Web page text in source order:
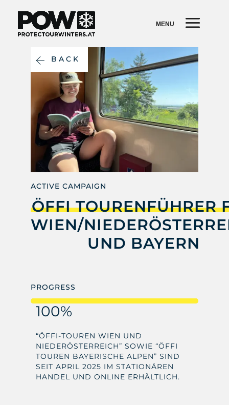
BACK
ACTIVE CAMPAIGN
ÖFFI TOURENFÜHRER
WIEN/
UND BAYERN
PROGRESS
100%
“ÖFFI-TOUREN WIEN UND
NIEDERÖSTERREICH” SOWIE “ÖFFI
TOUREN BAYERISCHE ALPEN” SIND
SEIT APRIL 2025 IM STATIONÄREN
HANDEL UND ONLINE ERHÄLTLICH.